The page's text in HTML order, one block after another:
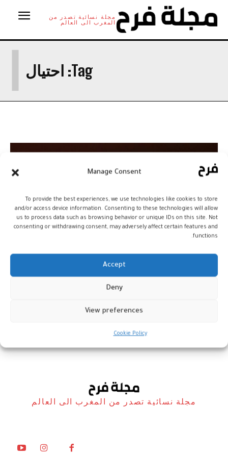
Manage Consent
To provide the best experiences, we use technologies like cookies to store
and/or access device information. Consenting to these technologies will allow
us to process data such as browsing behavior or unique IDs on this site. Not
consenting or withdrawing consent, may adversely affect certain features and
functions.
Accept
Deny
View preferences
Cookie Policy
مجلة نسائية تصدر من
المغرب الى العالم
Tag: احتيال
احتيال إلكتروني باسم براد بيت يثير
مجلة نسائية تصدر من المغرب الى العالم